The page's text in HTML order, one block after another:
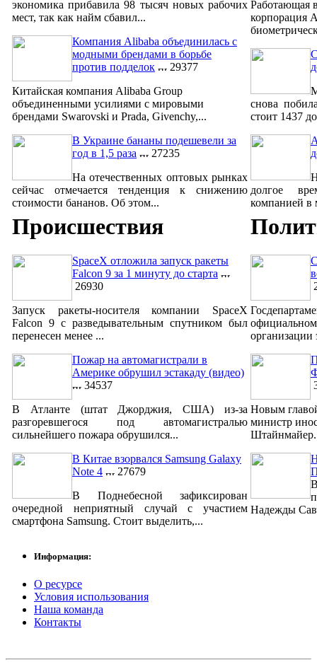
экономика прибавила 98 тысяч новых рабочих
мест, так как найм сбавил...
Компания Alibaba объединилась с
модными брендами в борьбе
против подделок
29377
Китайская компания Alibaba Group
объединенными усилиями с мировыми
брендами Swarovski и Prada, Givenchy,...
В Украине бананы подешевели за
год в 1,5 раза
27235
На отечественных оптовых рынках
сейчас отмечается тенденция к снижению
стоимости бананов. Об этом...
Работающая
корпорация
снова
стоит 1437
долгое
компанией в
Происшествия
SpaceX отложила запуск ракеты
Falcon 9 за 1 минуту до старта
26930
Запуск ракеты-носителя компании SpaceX
Falcon 9 с разведывательным спутником был
перенесен менее ...
Пожар на автомагистрали в
Америке обрушил эстакаду (видео)
34537
В Атланте (штат Джорджия, США) из-за
разгоревшегося под автомагистралью
сильнейшего пожара обрушился...
В Китае взорвался Samsung Galaxy
Note 4
27679
В Поднебесной зафиксирован
очередной неприятный случай с участием
смартфона Samsung. Стоит выделить,...
организации
Новым
министр
Надежды
Информация:
О ресурсе
Условия использования
Наша команда
Контакты